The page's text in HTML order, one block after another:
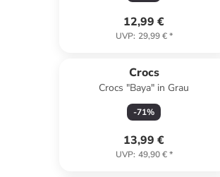
12,99 €
UVP: 29,99 €*
Crocs
Crocs "Baya" in Grau
-71%
13,99 €
UVP: 49,90 €*